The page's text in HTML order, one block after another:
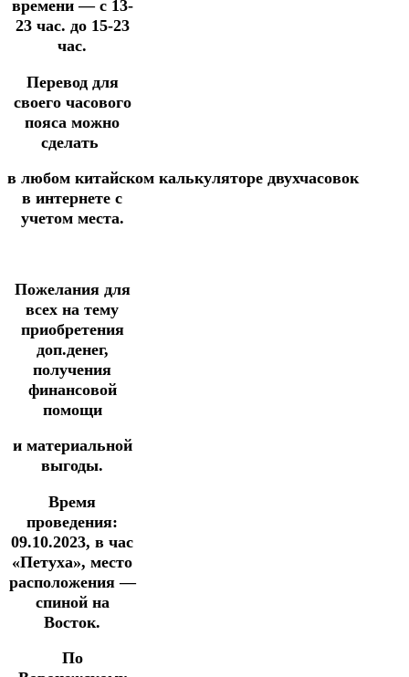
времени — с 13-
23 час. до 15-23
час.
Перевод для
своего часового
пояса можно
сделать
в любом китайском калькуляторе двухчасовок
в интернете с
учетом места.
Пожелания для
всех на тему
приобретения
доп.денег,
получения
финансовой
помощи
и материальной
выгоды.
Время
проведения:
09.10.2023, в час
«Петуха», место
расположения —
спиной на
Восток.
По